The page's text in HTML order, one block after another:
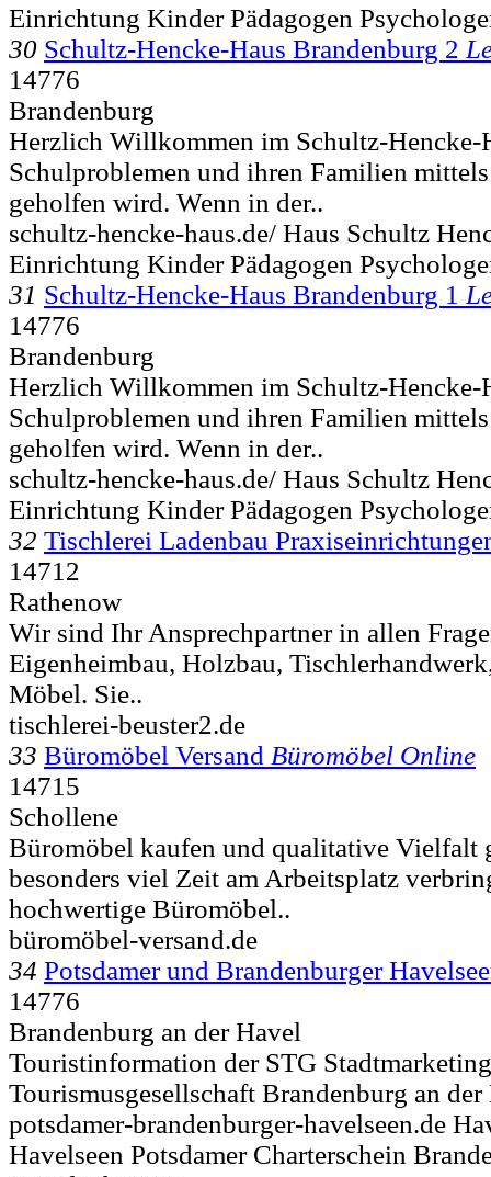
Einrichtung Kinder Pädagogen
30 Schultz-Hencke-Haus Brandenburg 2
14776
Brandenburg
Herzlich Willkommen im Schultz-
Schulproblemen und ihren Familien
geholfen wird. Wenn in der..
schultz-hencke-haus.de/ Haus Schultz
Einrichtung Kinder Pädagogen
31 Schultz-Hencke-Haus Brandenburg 1
14776
Brandenburg
Herzlich Willkommen im Schultz-
Schulproblemen und ihren Familien
geholfen wird. Wenn in der..
schultz-hencke-haus.de/ Haus Schultz
Einrichtung Kinder Pädagogen
32 Tischlerei Ladenbau
14712
Rathenow
Wir sind Ihr Ansprechpartner in allen
Eigenheimbau, Holzbau,
Möbel. Sie..
tischlerei-beuster2.de
33 Büromöbel Versand Büromöbel Online
14715
Schollene
Büromöbel kaufen und qualitative Vielfalt
besonders viel Zeit am Arbeitsplatz
hochwertige Büromöbel..
büromöbel-versand.de
34 Potsdamer und Brandenburger
14776
Brandenburg an der Havel
Touristinformation der STG
Tourismusgesellschaft Brandenburg an
potsdamer-brandenburger-havelseen.de
Havelseen Potsdamer Charterschein